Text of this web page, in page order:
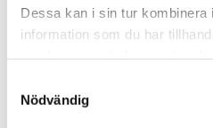
Dessa kan i sin tur kombinera
information som du har
Nödvändig
Tipsa